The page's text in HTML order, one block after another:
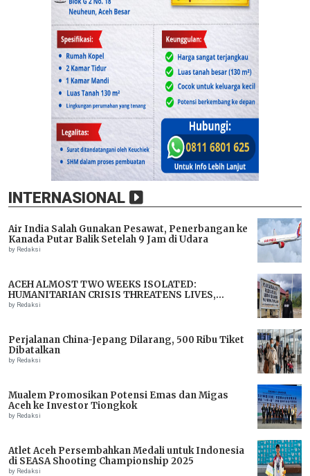
INTERNASIONAL
Air India Salah Gunakan Pesawat, Penerbangan ke
Kanada Putar Balik Setelah 9 Jam di Udara
by Redaksi
ACEH ALMOST TWO WEEKS ISOLATED:
HUMANITARIAN CRISIS THREATENS LIVES,
IMMEDIATE ASSISTANCE URGENTLY NEEDED
by Redaksi
Perjalanan China-Jepang Dilarang, 500 Ribu Tiket
Dibatalkan
by Redaksi
Mualem Promosikan Potensi Emas dan Migas
Aceh ke Investor Tiongkok
by Redaksi
Atlet Aceh Persembahkan Medali untuk Indonesia
di SEASA Shooting Championship 2025
by Redaksi